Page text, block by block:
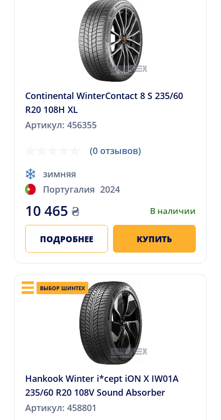
Continental WinterContact 8 S 235/60
R20 108H XL
Артикул: 456355
(0 отзывов)
зимняя
Португалия 2024
10 465 ₴ В наличии
ПОДРОБНЕЕ КУПИТЬ
ВЫБОР ШИНТЕХ
Hankook Winter i*cept iON X IW01A
235/60 R20 108V Sound Absorber
Артикул: 458801